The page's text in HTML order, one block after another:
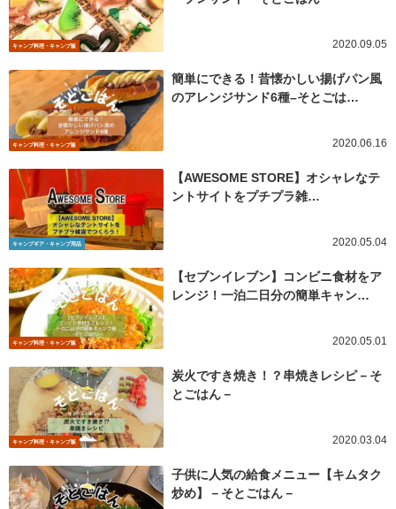
キャンプ料理・キャンプ飯 2020.09.05
キャンプ料理・キャンプ飯
簡単にできる！昔懐かしい揚げパン風
のアレンジサンド6種–そとごは…
2020.06.16
キャンプギア・キャンプ用品
【AWESOME STORE】オシャレなテ
ントサイトをプチプラ雑…
2020.05.04
キャンプ料理・キャンプ飯
【セブンイレブン】コンビニ食材をア
レンジ！一泊二日分の簡単キャン…
2020.05.01
キャンプ料理・キャンプ飯
炭火ですき焼き！？串焼きレシピ－そ
とごはん－
2020.03.04
子供に人気の給食メニュー【キムタク
炒め】－そとごはん－